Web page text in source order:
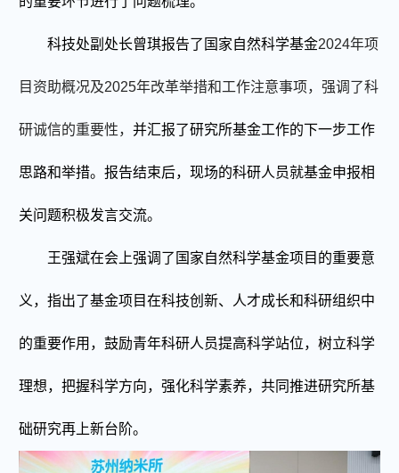
科技处副处长曾琪报告了国家自然科学基金2024年项
目资助概况及2025年改革举措和工作注意事项，强调了科
研诚信的重要性， 并汇报了研究所基金工作的下一步工作
思路和举措。报告结束后，现场的科研人员就基金申报相
关问题积极发言交流。
王强斌在会上强调了国家自然科学基金项目的重要意
义，指出了基金项目在科技创新、人才成长和科研组织中
的重要作用，鼓励青年科研人员提高科学站位，树立科学
理想，把握科学方向，强化科学素养，共同推进研究所基
础研究再上新台阶。